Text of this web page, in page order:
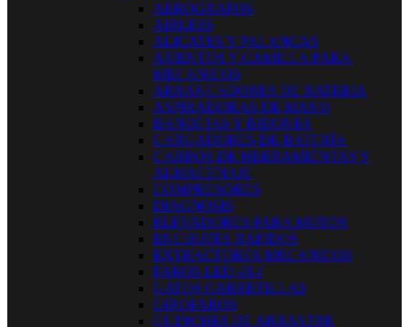
AEROGRAFOS
AIRLESS
ALICATES Y PALANCAS
ASIENTOS Y CAMILLA PARA
MECANICOS
ARRANCADORES DE BATERIA
ASPIRADORAS DE MANO
BANDEJAS Y BIDONES
CARGADORES DE BATERÍA
CARROS DE HERRAMIENTAS Y
ALMACENAJE
COMPRESORES
DIAGNOSIS
ELEVADORES PARA MOTOS
ENCHUFES RAPIDOS
EXTRACTORES MECANICOS
FAROS LED 4X4
GATOS CARRETILLAS
GIROFAROS
GUINCHES DE ARRASTRE